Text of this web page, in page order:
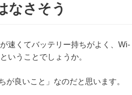
なさそう
速くてバッテリー持ちがよく、Wi-
いうことでしょうか。
良いこと」なのだと思います。